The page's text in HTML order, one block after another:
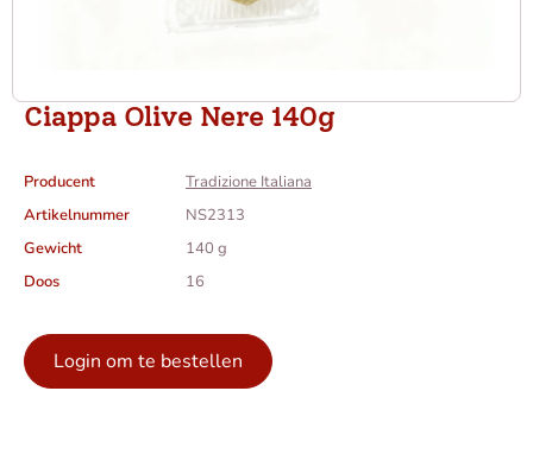
Ciappa Olive Nere 140g
Producent
Tradizione Italiana
Artikelnummer
NS2313
Gewicht
140 g
Doos
16
Login om te bestellen